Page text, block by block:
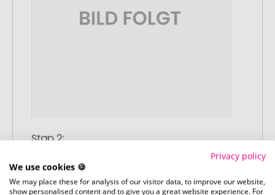
Stap 2:
Upload uw logo of ontwerp op onze
afrekenpagina (checkout) en rond uw
Privacy policy
We use cookies 🍪
We may place these for analysis of our visitor data, to improve our website,
show personalised content and to give you a great website experience. For